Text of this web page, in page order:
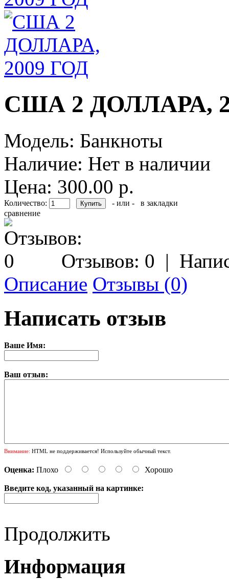
США 2 ДОЛЛАРА,
Модель: Банкноты
Наличие: Нет в наличии
Цена: 300.00 р.
Количество: - или -
в закладки
сравнение
Отзывов: 0 |
Описание Отзывы (0)
Написать отзыв
Ваше Имя:
Ваш отзыв:
Внимание: HTML не поддерживается! Используйте обычный текст.
Оценка: Плохо Хорошо
Введите код, указанный на картинке:
Продолжить
Информация